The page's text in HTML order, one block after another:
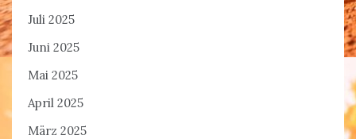
Juli 2025
Juni 2025
Mai 2025
April 2025
März 2025